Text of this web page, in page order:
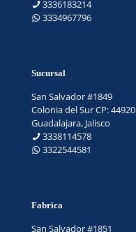
3336183214
3334967796
Sucursal
San Salvador #1849
Colonia del Sur CP: 44920
Guadalajara, Jalisco
3338114578
3322544581
Fabrica
San Salvador #1851